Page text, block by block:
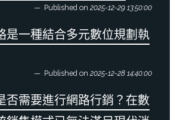
Published on 2025-12-29 13:50:00
是一種結合多元數位規劃執
Published on 2025-12-28 14:40:00
否需要進行網路行銷？在數